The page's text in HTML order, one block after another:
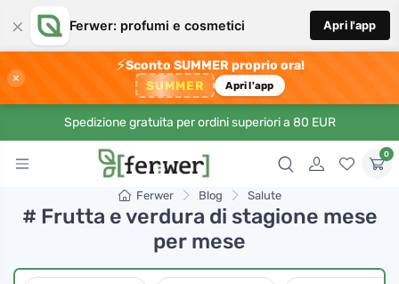
× Ferwer: profumi e cosmetici Apri l'app
×
⚡Sconto SUMMER proprio ora!
SUMMER Apri l'app
Spedizione gratuita per ordini superiori a 80 EUR
0
Ferwer Blog Salute
# Frutta e verdura di stagione mese
per mese